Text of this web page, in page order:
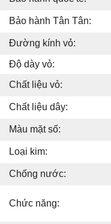
Bảo hành Tân Tân:
Đường kính vỏ:
Độ dày vỏ:
Chất liệu vỏ:
Chất liệu dây:
Màu mặt số:
Loại kim:
Chống nước:
Chức năng: